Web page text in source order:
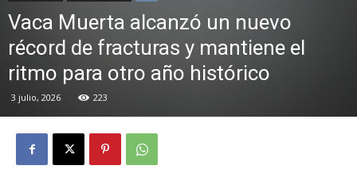
Vaca Muerta alcanzó un nuevo
récord de fracturas y mantiene el
ritmo para otro año histórico
3 julio, 2026 223